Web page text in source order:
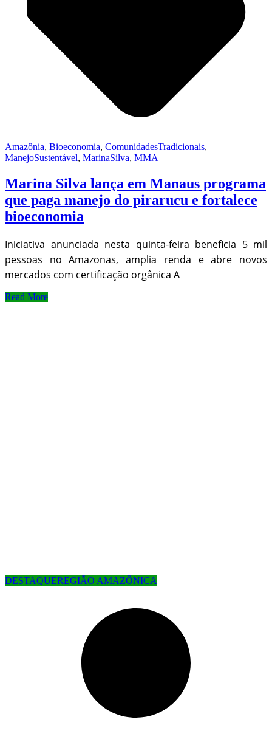
Amazônia, Bioeconomia, ComunidadesTradicionais,
ManejoSustentável, MarinaSilva, MMA
Marina Silva lança em Manaus programa
que paga manejo do pirarucu e fortalece
bioeconomia
Iniciativa anunciada nesta quinta-feira beneficia 5 mil
pessoas no Amazonas, amplia renda e abre novos
mercados com certificação orgânica A
Read More
DESTAQUEREGIÃO AMAZÔNICA